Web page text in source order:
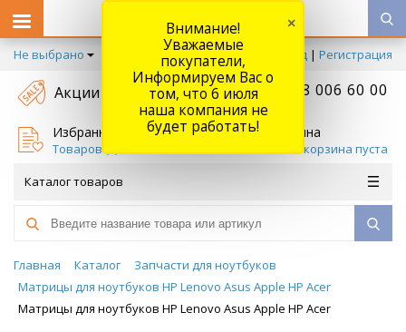
Не выбрано Вход | Регистрация
Акции +7 778 006 60 00
Избранное
Товаров (
Корзина
Ваша корзина пуста
Каталог товаров
Главная Каталог
Запчасти для ноутбуков
Матрицы для ноутбуков HP Lenovo Asus Apple HP Acer
Матрицы для ноутбуков HP Lenovo Asus Apple HP Acer
Внимание!
Уважаемые
покупатели,
Информируем Вас о
том, что 6 июля
наша компания не
будет работать!
×